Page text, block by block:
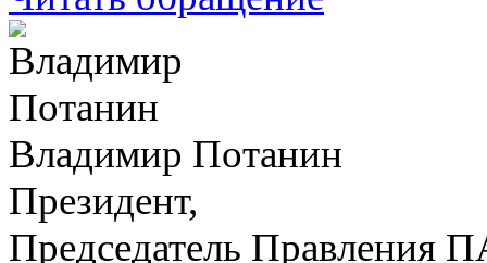
Владимир Потанин
Президент,
Председатель Правления